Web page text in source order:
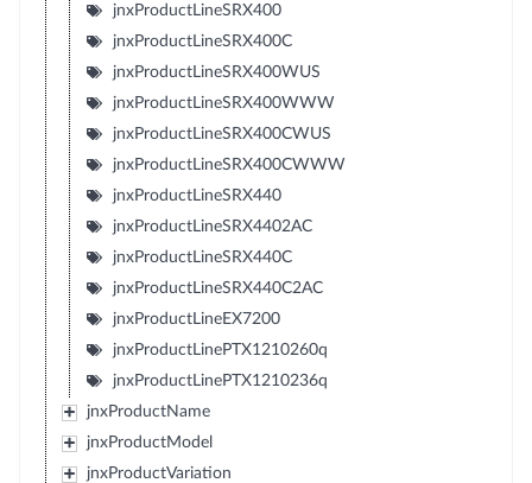
jnxProductLineSRX400
jnxProductLineSRX400C
jnxProductLineSRX400WUS
jnxProductLineSRX400WWW
jnxProductLineSRX400CWUS
jnxProductLineSRX400CWWW
jnxProductLineSRX440
jnxProductLineSRX4402AC
jnxProductLineSRX440C
jnxProductLineSRX440C2AC
jnxProductLineEX7200
jnxProductLinePTX1210260q
jnxProductLinePTX1210236q
jnxProductName
jnxProductModel
jnxProductVariation